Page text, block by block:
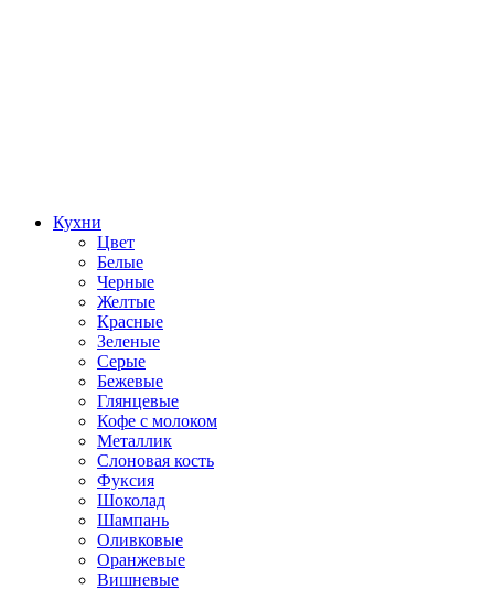
Кухни
Цвет
Белые
Черные
Желтые
Красные
Зеленые
Серые
Бежевые
Глянцевые
Кофе с молоком
Металлик
Слоновая кость
Фуксия
Шоколад
Шампань
Оливковые
Оранжевые
Вишневые